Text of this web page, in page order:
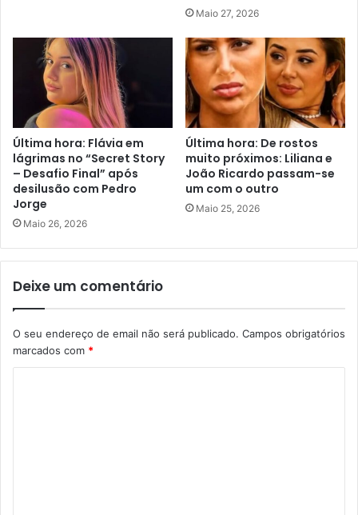
Maio 27, 2026
Última hora: Flávia em
lágrimas no “Secret Story
– Desafio Final” após
desilusão com Pedro
Jorge
Maio 26, 2026
Última hora: De rostos
muito próximos: Liliana e
João Ricardo passam-se
um com o outro
Maio 25, 2026
Deixe um comentário
O seu endereço de email não será publicado. Campos obrigatórios
marcados com *